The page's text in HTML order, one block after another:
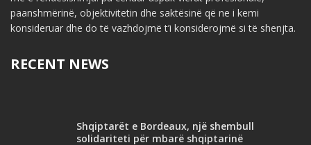
paanshmërinë, objektivitetin dhe saktësinë që ne i kemi
konsideruar dhe do të vazhdojmë t’i konsiderojmë si të shenjta.
RECENT NEWS
Shqiptarët e Bordeaux, një shembull
solidariteti për mbarë shqiptarinë